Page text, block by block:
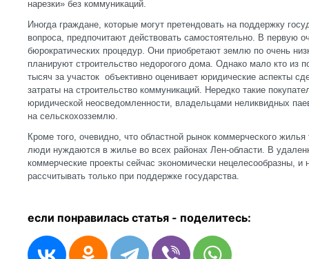
нарезки» без коммуникаций.
Иногда граждане, которые могут претендовать на поддержку
вопроса, предпочитают действовать самостоятельно. В первую
бюрократических процедур. Они приобретают землю по очень
планируют строительство недорогого дома. Однако мало кто из
тысяч за участок объективно оценивает юридические аспекты
затраты на строительство коммуникаций. Нередко такие
юридической неосведомленности, владельцами неликвидных
на сельскохозземлю.
Кроме того, очевидно, что областной рынок коммерческого жилья
люди нуждаются в жилье во всех районах Лен-области. В
коммерческие проекты сейчас экономически нецелесообразны, и
рассчитывать только при поддержке государства.
если понравилась статья - поделитесь: